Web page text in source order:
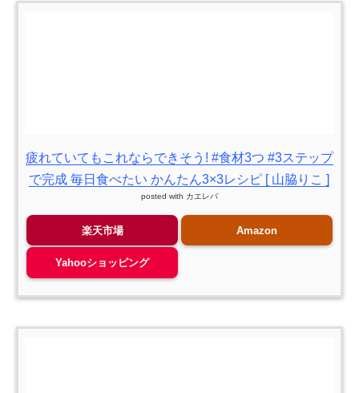
疲れていてもこれならできそう! #食材3つ #3ステップ
で完成 毎日食べたい かんたん3×3レシピ [ 山脇りこ ]
posted with カエレバ
楽天市場 Amazon
Yahooショッピング